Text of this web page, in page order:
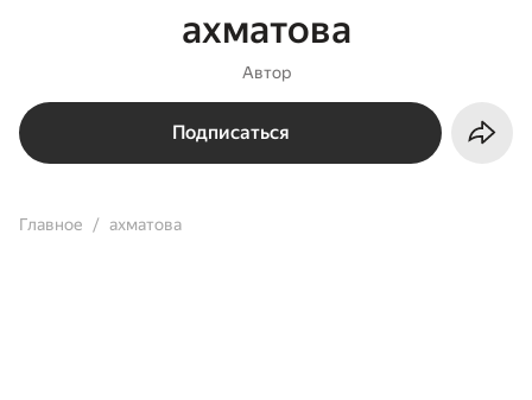
ахматова
Автор
Подписаться
Главное ахматова